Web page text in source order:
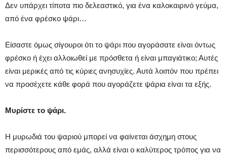
Δεν υπάρχει τίποτα πιο δελεαστικό, για ένα καλοκαιρινό γεύμα,
από ένα φρέσκο ψάρι…
Είσαστε όμως σίγουροι ότι το ψάρι που αγοράσατε είναι όντως
φρέσκο ή έχει αλλοιωθεί με πρόσθετα ή είναι μπαγιάτικο; Αυτές
είναι μερικές από τις κύριες ανησυχίες. Αυτά λοιπόν που πρέπει
να προσέχετε κάθε φορά που αγοράζετε ψάρια είναι τα εξής.
Μυρίστε το ψάρι.
Η μυρωδιά του ψαριού μπορεί να φαίνεται άσχημη στους
περισσότερους από εμάς, αλλά είναι ο καλύτερος τρόπος για να